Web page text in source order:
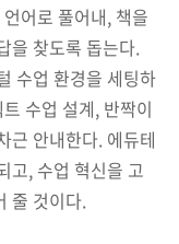
어로 풀어내, 책을
을 찾도록 돕는다.
수업 환경을 세팅하
수업 설계, 반짝이
근 안내한다. 에듀테
고, 수업 혁신을 고
줄 것이다.